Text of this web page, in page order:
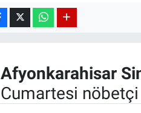
Afyonkarahisar
Cumartesi